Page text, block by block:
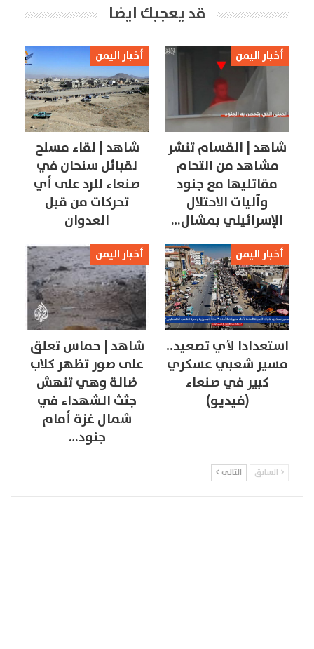
قد يعجبك ايضا
أخبار اليمن
شاهد | القسام تنشر
مشاهد من التحام
مقاتليها مع جنود
وآليات الاحتلال
الإسرائيلي بمشال…
أخبار اليمن
شاهد | لقاء مسلح
لقبائل سنحان في
صنعاء للرد على أي
تحركات من قبل
العدوان
أخبار اليمن
استعدادا لأي تصعيد..
مسير شعبي عسكري
كبير في صنعاء
(فيديو)
أخبار اليمن
شاهد | حماس تعلق
على صور تظهر كلاب
ضالة وهي تنهش
جثث الشهداء في
شمال غزة أمام
جنود…
السابق التالي